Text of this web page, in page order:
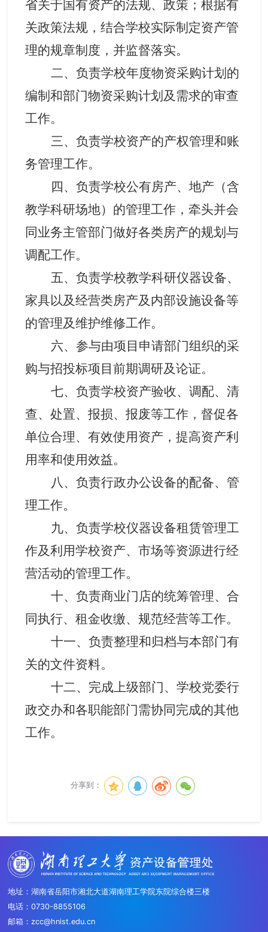
省关于国有资产的法规、政策；根据有
关政策法规，结合学校实际制定资产管
理的规章制度，并监督落实。
二、负责学校年度物资采购计划的
编制和部门物资采购计划及需求的审查
工作。
三、负责学校资产的产权管理和账
务管理工作。
四、负责学校公有房产、地产（含
教学科研场地）的管理工作，牵头并会
同业务主管部门做好各类房产的规划与
调配工作。
五、负责学校教学科研仪器设备、
家具以及经营类房产及内部设施设备等
的管理及维护维修工作。
六、参与由项目申请部门组织的采
购与招投标项目前期调研及论证。
七、负责学校资产验收、调配、清
查、处置、报损、报废等工作，督促各
单位合理、有效使用资产，提高资产利
用率和使用效益。
八、负责行政办公设备的配备、管
理工作。
九、负责学校仪器设备租赁管理工
作及利用学校资产、市场等资源进行经
营活动的管理工作。
十、负责商业门店的统筹管理、合
同执行、租金收缴、规范经营等工作。
十一、负责整理和归档与本部门有
关的文件资料。
十二、完成上级部门、学校党委行
政交办和各职能部门需协同完成的其他
工作。
分享到：
地址：湖南省岳阳市湘北大道湖南理工学院东院综合楼三楼
电话：0730-8855106
邮箱：zcc@hnist.edu.cn